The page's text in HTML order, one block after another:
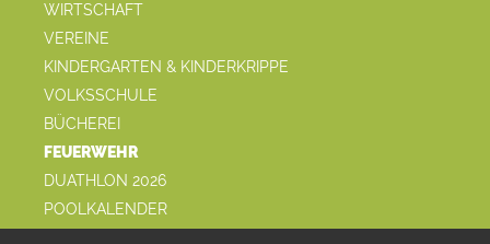
WIRTSCHAFT
VEREINE
KINDERGARTEN & KINDERKRIPPE
VOLKSSCHULE
BÜCHEREI
FEUERWEHR
DUATHLON 2026
POOLKALENDER